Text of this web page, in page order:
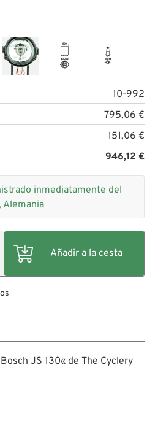
10-992
795,06 €
151,06 €
946,12 €
inmediatamente del
Alemania
Faro completo »Tipo Bosch JS 130« de The Cyclery